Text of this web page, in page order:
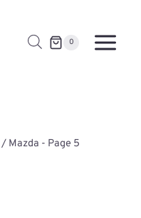
0
/ Mazda - Page 5